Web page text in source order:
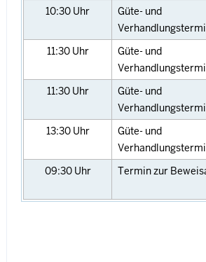
10:30 Uhr
Güte- und
11:30 Uhr
Güte- und
11:30 Uhr
Güte- und
13:30 Uhr
Güte- und
09:30 Uhr Termin zur